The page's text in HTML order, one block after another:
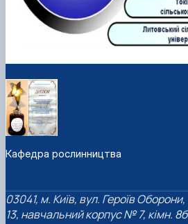
Кафедра рослинництва
03041, м. Київ, вул. Героїв Оборони,
13, навчальний корпус № 7, кімн. 8б